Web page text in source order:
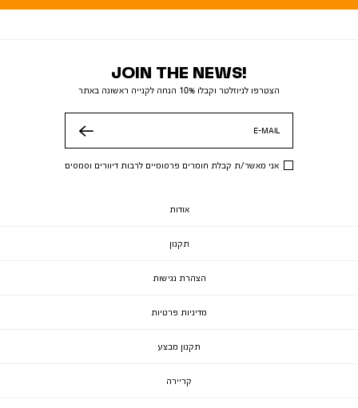
JOIN THE NEWS!
הצטרפו לניוזלטר וקבלו 10% הנחה לקנייה ראשונה באתר
E-MAIL
אני מאשר/ת קבלת חומרים פרסומיים לרבות דיוורים וסמסים
אודות
תקנון
הצהרת נגישות
מדיניות פרטיות
תקנון מבצע
קריירה